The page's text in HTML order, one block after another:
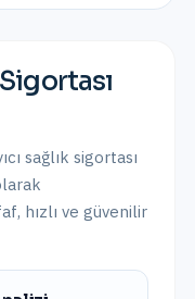
sağlık sigortası
hızlı ve güvenilir